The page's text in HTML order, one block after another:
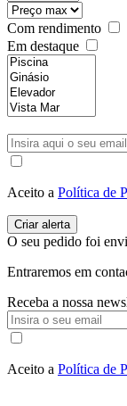
Com rendimento
Em destaque
Aceito a Política de
O seu pedido foi
Entraremos em
Receba a nossa
Aceito a Política de